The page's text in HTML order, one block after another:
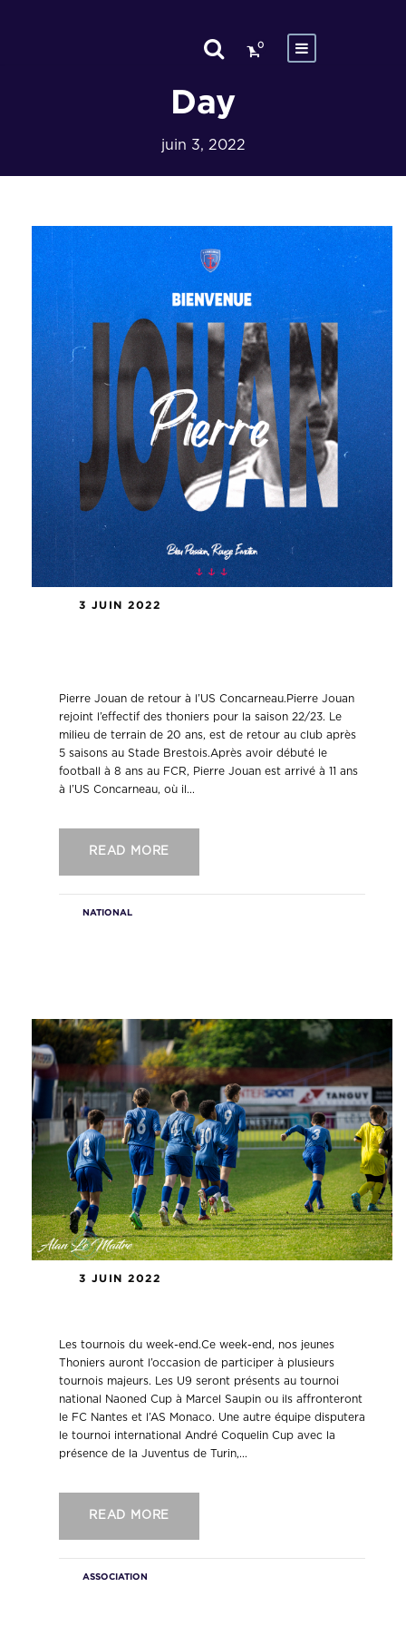
0
Day
juin 3, 2022
3 JUIN 2022
Pierre Jouan de retour à l’US Concarneau.Pierre Jouan
rejoint l’effectif des thoniers pour la saison 22/23. Le
milieu de terrain de 20 ans, est de retour au club après
5 saisons au Stade Brestois.Après avoir débuté le
football à 8 ans au FCR, Pierre Jouan est arrivé à 11 ans
à l’US Concarneau, où il...
READ MORE
NATIONAL
3 JUIN 2022
Les tournois du week-end.Ce week-end, nos jeunes
Thoniers auront l’occasion de participer à plusieurs
tournois majeurs. Les U9 seront présents au tournoi
national Naoned Cup à Marcel Saupin ou ils affronteront
le FC Nantes et l’AS Monaco. Une autre équipe disputera
le tournoi international André Coquelin Cup avec la
présence de la Juventus de Turin,...
READ MORE
ASSOCIATION